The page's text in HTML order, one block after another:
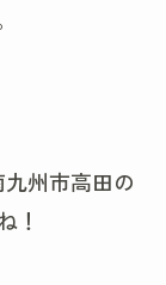
州市高田の
！